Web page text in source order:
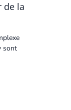
de la
sont